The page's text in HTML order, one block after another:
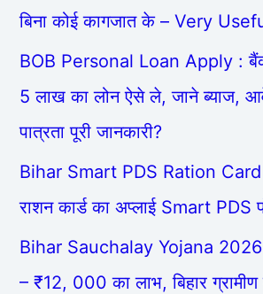
बिना कोई कागजात के – Very
BOB Personal Loan Apply :
5 लाख का लोन ऐसे ले, जाने ब्याज,
पात्रता पूरी जानकारी?
Bihar Smart PDS Ration
राशन कार्ड का अप्लाई Smart PDS
Bihar Sauchalay Yojana
– ₹12, 000 का लाभ, बिहार ग्रामीण